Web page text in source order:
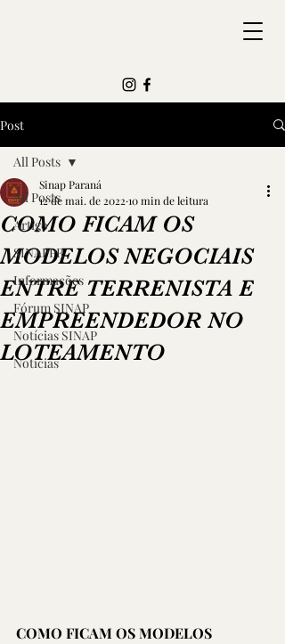
Post
All Posts
Artigo
SINAPPR
Informações
Fórum SINAP
Notícias SINAP
Notícias
All Posts
COMO FICAM OS
MODELOS NEGOCIAIS
ENTRE TERRENISTA E
EMPREENDEDOR NO
LOTEAMENTO
Sinap Paraná
12 de mai. de 2022 10 min de leitura
COMO FICAM OS MODELOS